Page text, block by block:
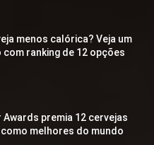
menos calórica? Veja um
ranking de 12 opções
Awards premia 12 cervejas
melhores do mundo